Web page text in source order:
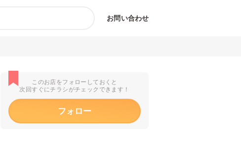
お問い合わせ
このお店をフォローしておくと
次回すぐにチラシがチェックできます！
フォロー